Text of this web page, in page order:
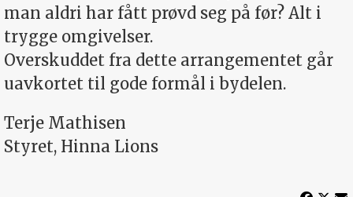
man aldri har fått prøvd seg på før? Alt i
trygge omgivelser.
Overskuddet fra dette arrangementet går
uavkortet til gode formål i bydelen.
Terje Mathisen
Styret, Hinna Lions